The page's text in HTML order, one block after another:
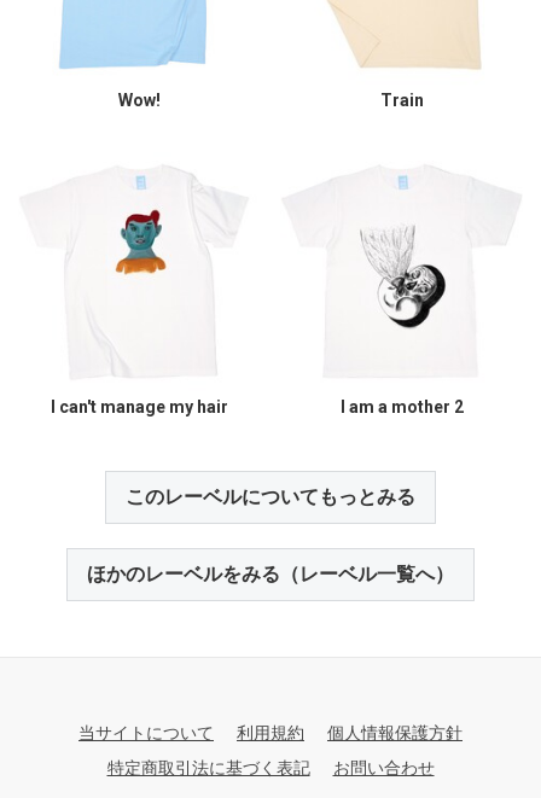
Wow! Train
I can't manage my hair I am a mother 2
このレーベルについてもっとみる
ほかのレーベルをみる（レーベル一覧へ）
当サイトについて 利用規約
個人情報保護方針
特定商取引法に基づく表記
お問い合わせ